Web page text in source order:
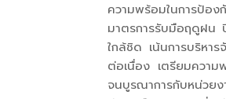
ความพร้อมในการป้อ
มาตรการรับมือฤดูฝน
ใกล้ชิด เน้นการบริหา
ต่อเนื่อง เตรียมความ
จนบูรณาการกับหน่วย